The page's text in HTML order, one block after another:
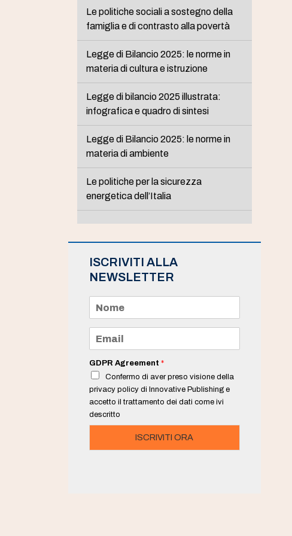
Le politiche sociali a sostegno della
famiglia e di contrasto alla povertà
Legge di Bilancio 2025: le norme in
materia di cultura e istruzione
Legge di bilancio 2025 illustrata:
infografica e quadro di sintesi
Legge di Bilancio 2025: le norme in
materia di ambiente
Le politiche per la sicurezza
energetica dell’Italia
ISCRIVITI ALLA
NEWSLETTER
m
e
a
i
*
GDPR Agreement *
Confermo di aver preso visione della
privacy policy di Innovative Publishing e
accetto il trattamento dei dati come ivi
descritto
ISCRIVITI ORA